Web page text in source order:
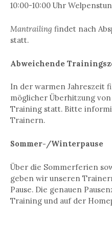
10:00-10:00 Uhr
Mantrailing findet nach
statt.
Abweichende
In der warmen Jahreszeit
möglicher Überhitzung
Training statt. Bitte
Trainern.
Sommer-/Winterpause
Über die Sommerferien
geben wir unseren
Pause. Die genauen
Training und auf der